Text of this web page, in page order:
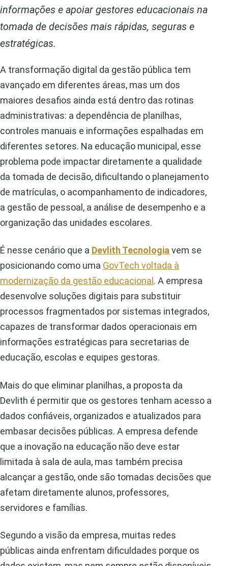
informações e apoiar gestores educacionais na
tomada de decisões mais rápidas, seguras e
estratégicas.
A transformação digital da gestão pública tem
avançado em diferentes áreas, mas um dos
maiores desafios ainda está dentro das rotinas
administrativas: a dependência de planilhas,
controles manuais e informações espalhadas em
diferentes setores. Na educação municipal, esse
problema pode impactar diretamente a qualidade
da tomada de decisão, dificultando o planejamento
de matrículas, o acompanhamento de indicadores,
a gestão de pessoal, a análise de desempenho e a
organização das unidades escolares.
É nesse cenário que a Devlith Tecnologiavem se
posicionando como uma GovTech voltada à
modernização da gestão educacional . A empresa
desenvolve soluções digitais para substituir
processos fragmentados por sistemas integrados,
capazes de transformar dados operacionais em
informações estratégicas para secretarias de
educação, escolas e equipes gestoras.
Mais do que eliminar planilhas, a proposta da
Devlith é permitir que os gestores tenham acesso a
dados confiáveis, organizados e atualizados para
embasar decisões públicas. A empresa defende
que a inovação na educação não deve estar
limitada à sala de aula, mas também precisa
alcançar a gestão, onde são tomadas decisões que
afetam diretamente alunos, professores,
servidores e famílias.
Segundo a visão da empresa, muitas redes
públicas ainda enfrentam dificuldades porque os